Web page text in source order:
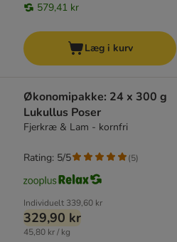
579,41 kr
Læg i kurv
Økonomipakke: 24 x 300 g
Lukullus Poser
Fjerkræ & Lam - kornfri
Individuelt 339,60 kr
329,90 kr
45,80 kr / kg
Rating: 5/5 (5)